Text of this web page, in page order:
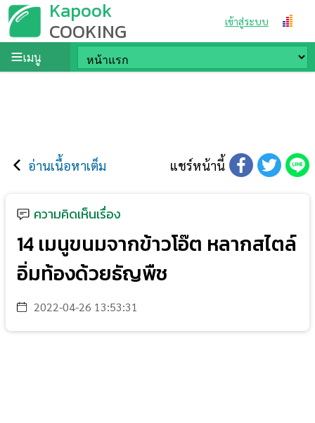
Kapook
COOKING เข้าสู่ระบบ
เมนู
อ่านเนื้อหาเต็ม แชร์หน้านี้
ความคิดเห็นเรื่อง
14 เมนูขนมจากข้าวโอ๊ต หลากสไตล์
อิ่มท้องด้วยธัญพืช
2022-04-26 13:53:31